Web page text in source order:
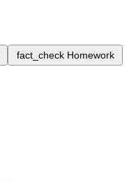
fact_check Homework